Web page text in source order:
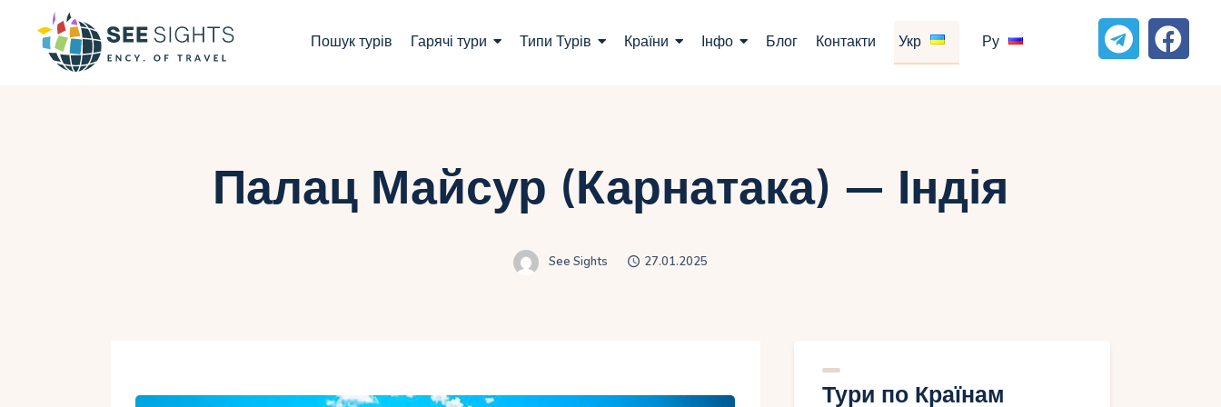
Пошук турів Гарячі тури Типи Турів Країни Інфо Блог Контакти Укр Ру
Країни
Інфо
Палац Майсур (Карнатака) — Індія
See Sights 27.01.2025
Тури по Країнам